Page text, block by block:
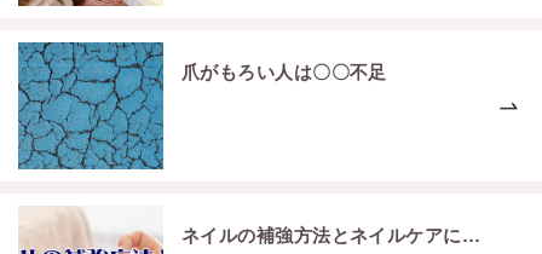
爪がもろい人は〇〇不足
ネイルの補強方法とネイルケアについてご紹介